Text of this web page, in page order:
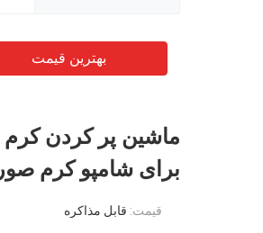
بهترین قیمت
ماشین پر کردن کرم
برای شامپو کرم
قیمت: قابل مذاکره